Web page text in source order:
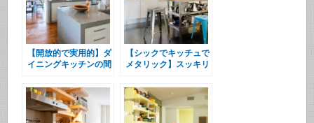
【開放的で実用的】ダ
イニングキッチンの間
【シックでキッチュで
メタリック】スッキリ